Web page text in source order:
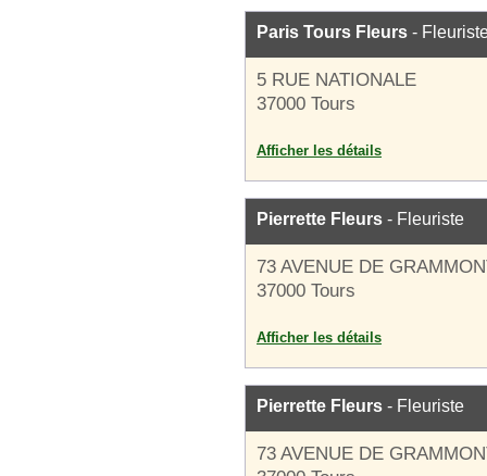
Paris Tours Fleurs -
5 RUE NATIONALE
37000 Tours
Afficher les détails
Pierrette Fleurs - Fleuriste
73 AVENUE DE
37000 Tours
Afficher les détails
Pierrette Fleurs - Fleuriste
73 AVENUE DE